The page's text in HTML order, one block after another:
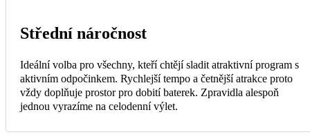
Střední náročnost
Ideální volba pro všechny, kteří chtějí sladit atraktivní program s
aktivním odpočinkem. Rychlejší tempo a četnější atrakce proto
vždy doplňuje prostor pro dobití baterek. Zpravidla alespoň
jednou vyrazíme na celodenní výlet.